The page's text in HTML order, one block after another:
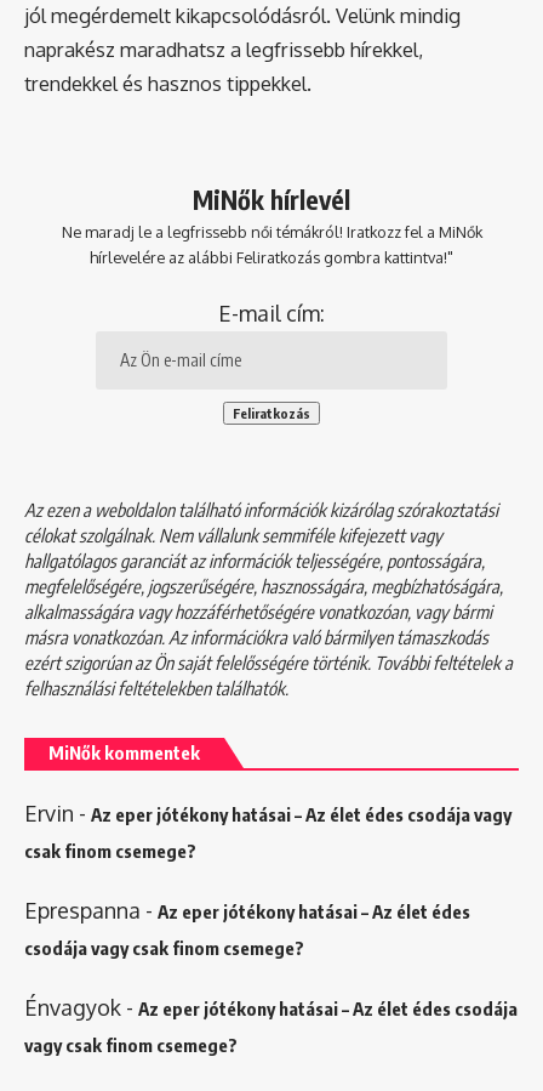
jól megérdemelt kikapcsolódásról. Velünk mindig
naprakész maradhatsz a legfrissebb hírekkel,
trendekkel és hasznos tippekkel.
MiNők hírlevél
Ne maradj le a legfrissebb női témákról! Iratkozz fel a MiNők
hírlevelére az alábbi Feliratkozás gombra kattintva!"
E-mail cím:
Az ezen a weboldalon található információk kizárólag szórakoztatási
célokat szolgálnak. Nem vállalunk semmiféle kifejezett vagy
hallgatólagos garanciát az információk teljességére, pontosságára,
megfelelőségére, jogszerűségére, hasznosságára, megbízhatóságára,
alkalmasságára vagy hozzáférhetőségére vonatkozóan, vagy bármi
másra vonatkozóan. Az információkra való bármilyen támaszkodás
ezért szigorúan az Ön saját felelősségére történik. További feltételek a
felhasználási feltételekbentalálhatók.
MiNők kommentek
Ervin - Az eper jótékony hatásai – Az élet édes csodája vagy
csak finom csemege?
Eprespanna - Az eper jótékony hatásai – Az élet édes
csodája vagy csak finom csemege?
Énvagyok - Az eper jótékony hatásai – Az élet édes csodája
vagy csak finom csemege?